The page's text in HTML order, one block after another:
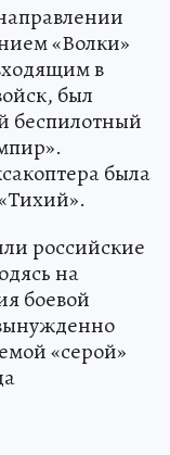
«Волки»
в
был
беспилотный
была
российские
на
боевой
«серой»